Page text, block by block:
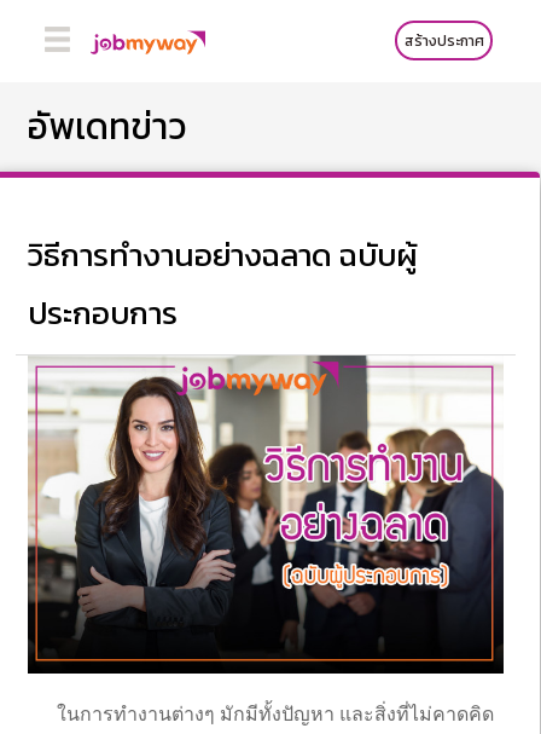
สร้างประกาศ
อัพเดทข่าว
วิธีการทำงานอย่างฉลาด ฉบับผู้
ประกอบการ
ในการทำงานต่างๆ มักมีทั้งปัญหา และสิ่งที่ไม่คาดคิด